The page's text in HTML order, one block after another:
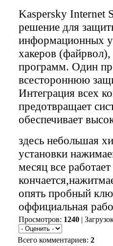
Kaspersky Internet
решение для
информационных
хакеров
программ. Один
всестороннюю
Интеграция всех
предотвращает
обеспечивает
здесь небольшая
установки
месяц все
опять пробный
оффициальная
Просмотров: 1240 |
Всего комментариев: 2